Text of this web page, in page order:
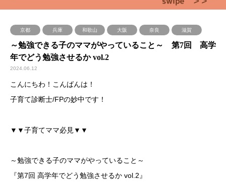
京都 兵庫 和歌山 大阪 奈良 滋賀
～勉強できる子のママがやっていること～ 第7回 高学
年でどう勉強させるか vol.2
2024.06.12
こんにちわ！こんばんは！
子育て診断士/FPの妙中です！
▼▼子育てママ必見▼▼
～勉強できる子のママがやっていること～
『第7回 高学年でどう勉強させるか vol.2』